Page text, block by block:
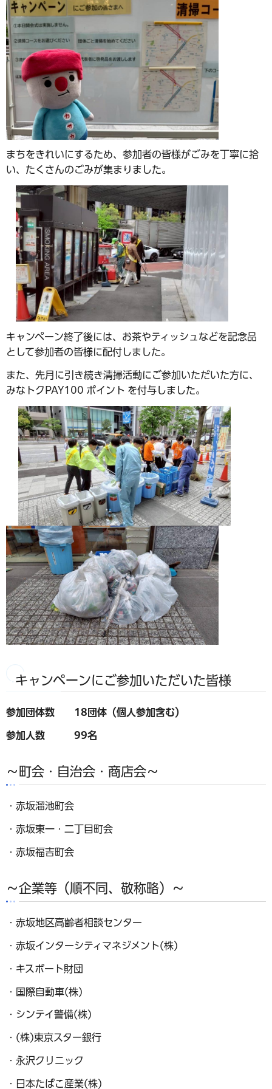
まちをきれいにするため、参加者の皆様がごみを丁寧に拾
い、たくさんのごみが集まりました。
キャンペーン終了後には、お茶やティッシュなどを記念品
として参加者の皆様に配付しました。
また、先月に引き続き清掃活動にご参加いただいた方に、
みなトクPAY100 ポイント を付与しました。
キャンペーンにご参加いただいた皆様
参加団体数 18団体（個人参加含む）
参加人数 99名
～町会・自治会・商店会～
・赤坂溜池町会
・赤坂東一・二丁目町会
・赤坂福吉町会
～企業等（順不同、敬称略）～
・赤坂地区高齢者相談センター
・赤坂インターシティマネジメント(株)
・キスポート財団
・国際自動車(株)
・シンテイ警備(株)
・(株)東京スター銀行
・永沢クリニック
・日本たばこ産業(株)